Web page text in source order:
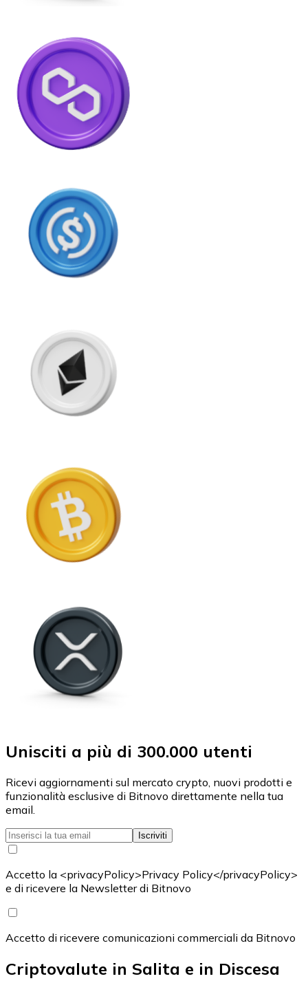
Unisciti a più di 300.000 utenti
Ricevi aggiornamenti sul mercato crypto, nuovi prodotti e
funzionalità esclusive di Bitnovo direttamente nella tua
email.
Iscriviti
Accetto la <privacyPolicy>Privacy Policy</privacyPolicy>
e di ricevere la Newsletter di Bitnovo
Accetto di ricevere comunicazioni commerciali da Bitnovo
Criptovalute in Salita e in Discesa